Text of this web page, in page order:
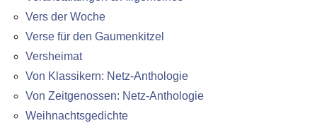
Vers der Woche
Verse für den Gaumenkitzel
Versheimat
Von Klassikern: Netz-Anthologie
Von Zeitgenossen: Netz-Anthologie
Weihnachtsgedichte